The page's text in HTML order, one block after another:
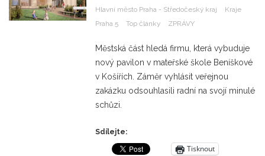
Hlavní město Praha - Středočeský kraj
Kraje
Praha 5
Top články ZPRÁVY
Městská část hledá firmu, která vybuduje
nový pavilon v mateřské škole Beníškové
v Košířích. Záměr vyhlásit veřejnou
zakázku odsouhlasili radní na svojí minulé
schůzi.
Sdílejte:
Tisknout